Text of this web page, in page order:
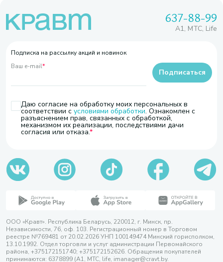
637-88-99
A1, МТС, Life
Подписка на рассылку акций и новинок
Ваш e-mail*
Даю согласие на обработку моих персональных в
соответствии с условиями обработки. Ознакомлен с
разъяснением прав, связанных с обработкой,
механизмом их реализации, последствиями дачи
согласия или отказа.
Подписаться
ООО «Кравт». Республика Беларусь, 220012, г. Минск, пр.
Независимости, 76, оф. 103. Регистрационный номер в Торговом
реестре №769481 от 20.02.2026 УНП 100149474 Минский горисполком,
13.10.1992. Отдел торговли и услуг администрации Первомайского
района, +375172151740; +375172152626. Обращения покупателей
принимаются: 6378899 (А1, МТС, life, imanager@cravt.by.